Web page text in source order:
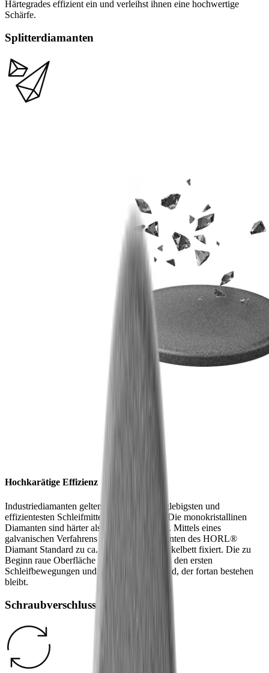
Härtegrades effizient ein und verleihst ihnen eine hochwertige
Schärfe.
Splitterdiamanten
Hochkarätige Effizienz
Industriediamanten gelten als eines der langlebigsten und
effizientesten Schleifmittel auf dem Markt. Die monokristallinen
Diamanten sind härter als jeder Messerstahl. Mittels eines
galvanischen Verfahrens werden die Diamanten des HORL®
Diamant Standard zu ca. 55 % in einem Nickelbett fixiert. Die zu
Beginn raue Oberfläche verfeinert sich nach den ersten
Schleifbewegungen und erreicht den Zustand, der fortan bestehen
bleibt.
Schraubverschluss